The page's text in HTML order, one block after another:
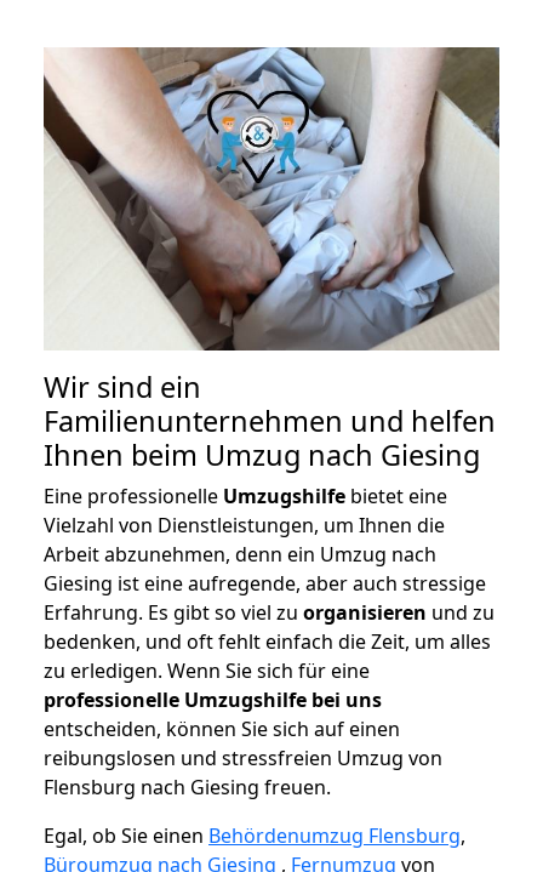
Wir sind ein
Familienunternehmen und helfen
Ihnen beim Umzug nach Giesing
Eine professionelle Umzugshilfe bietet eine
Vielzahl von Dienstleistungen, um Ihnen die
Arbeit abzunehmen, denn ein Umzug nach
Giesing ist eine aufregende, aber auch stressige
Erfahrung. Es gibt so viel zu organisieren und zu
bedenken, und oft fehlt einfach die Zeit, um alles
zu erledigen. Wenn Sie sich für eine
professionelle Umzugshilfe bei uns
entscheiden, können Sie sich auf einen
reibungslosen und stressfreien Umzug von
Flensburg nach Giesing freuen.
Egal, ob Sie einen Behördenumzug Flensburg,
Büroumzug nach Giesing , Fernumzug von